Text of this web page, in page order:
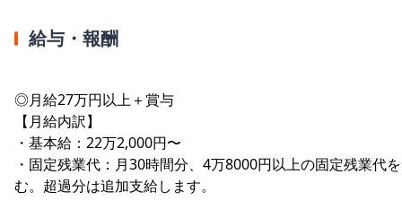
給与・報酬
◎月給27万円以上＋賞与
【月給内訳】
・基本給：22万2,000円〜
・固定残業代：月30時間分、4万8000円以上の固定残業代
む。超過分は追加支給します。